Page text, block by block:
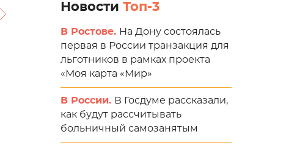
Новости Топ-3
В Ростове. На Дону состоялась
первая в России транзакция для
льготников в рамках проекта
«Моя карта «Мир»
В России. В Госдуме рассказали,
как будут рассчитывать
больничный самозанятым